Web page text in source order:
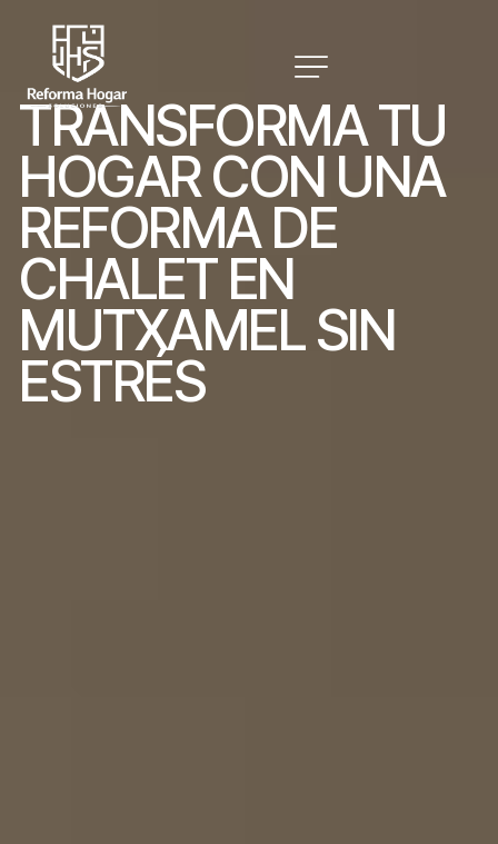
TRANSFORMATU
HOGARCON UNA
REFORMA DE
CHALET EN
MUTXAMEL SIN
ESTRÉS